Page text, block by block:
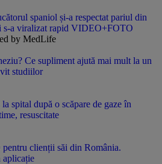
spaniol și-a respectat pariul din
s-a viralizat rapid VIDEO+FOTO
by MedLife
Ce supliment ajută mai mult la un
studiilor
spital după o scăpare de gaze în
resuscitate
clienții săi din România.
aplicație